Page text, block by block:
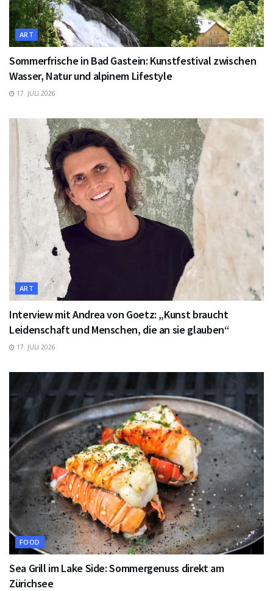
ART
Sommerfrische in Bad Gastein: Kunstfestival zwischen
Wasser, Natur und alpinem Lifestyle
17. JULI 2026
ART
Interview mit Andrea von Goetz: „Kunst braucht
Leidenschaft und Menschen, die an sie glauben“
17. JULI 2026
FOOD
Sea Grill im Lake Side: Sommergenuss direkt am
Zürichsee